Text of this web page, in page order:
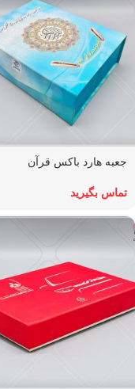
جعبه هارد باکس قرآن
تماس بگیرید